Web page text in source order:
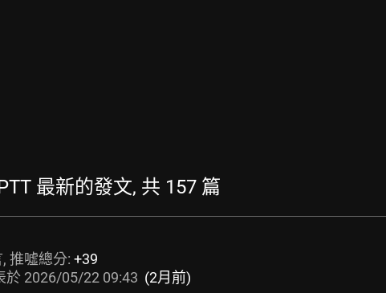
最新的發文, 共 157 篇
推噓總分: +39
於 2026/05/22 09:43 (2月前)